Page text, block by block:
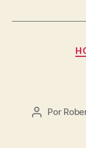
Autor
Por